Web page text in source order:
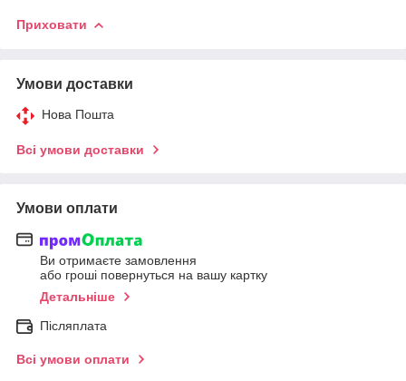
Приховати
Умови доставки
Нова Пошта
Всі умови доставки
Умови оплати
Ви отримаєте замовлення
або гроші повернуться на вашу картку
Детальніше
Післяплата
Всі умови оплати